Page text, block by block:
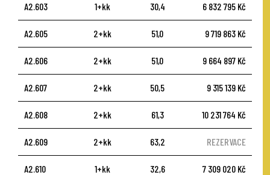
A2.603 1+kk 30,4 6 832 795 Kč
A2.605 2+kk 51,0 9 719 863 Kč
A2.606 2+kk 51,0 9 664 897 Kč
A2.607 2+kk 50,5 9 315 139 Kč
A2.608 2+kk 61,3 10 231 764 Kč
A2.609 2+kk 63,2 REZERVACE
A2.610 1+kk 32,6 7 309 020 Kč